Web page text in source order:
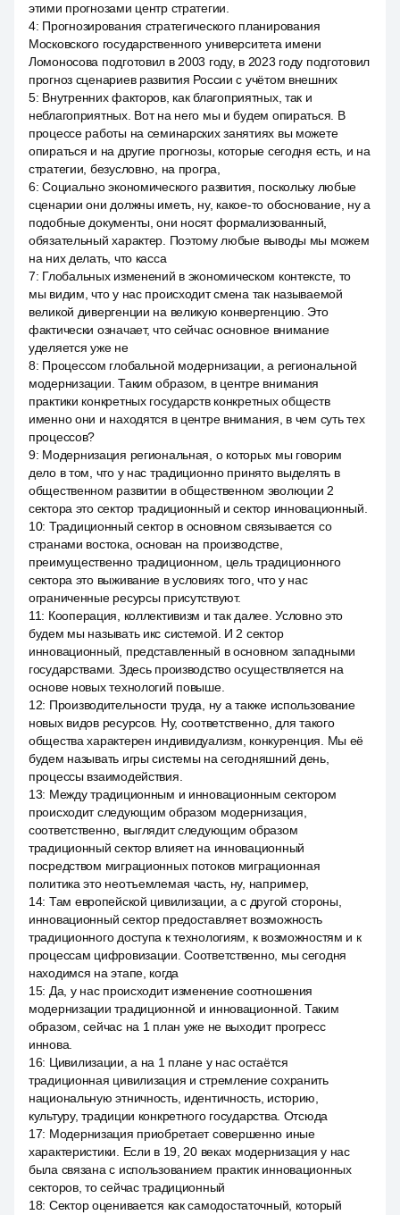
этими прогнозами центр стратегии.
4: Прогнозирования стратегического планирования
Московского государственного университета имени
Ломоносова подготовил в 2003 году, в 2023 году подготовил
прогноз сценариев развития России с учётом внешних
5: Внутренних факторов, как благоприятных, так и
неблагоприятных. Вот на него мы и будем опираться. В
процессе работы на семинарских занятиях вы можете
опираться и на другие прогнозы, которые сегодня есть, и на
стратегии, безусловно, на програ,
6:Социально экономического развития, поскольку любые
сценарии они должны иметь, ну, какое-то обоснование, ну а
подобные документы, они носят формализованный,
обязательный характер. Поэтому любые выводы мы можем
на них делать, что касса
7: Глобальных изменений в экономическом контексте, то
мы видим, что у нас происходит смена так называемой
великой дивергенции на великую конвергенцию. Это
фактически означает, что сейчас основное внимание
уделяется уже не
8: Процессом глобальной модернизации, а региональной
модернизации. Таким образом, в центре внимания
практики конкретных государств конкретных обществ
именно они и находятся в центре внимания, в чем суть тех
процессов?
9: Модернизация региональная, о которых мы говорим
дело в том, что у нас традиционно принято выделять в
общественном развитии в общественном эволюции 2
сектора это сектор традиционный и сектор инновационный.
10: Традиционный сектор в основном связывается со
странами востока, основан на производстве,
преимущественно традиционном, цель традиционного
сектора это выживание в условиях того, что у нас
ограниченные ресурсы присутствуют.
11: Кооперация, коллективизм и так далее. Условно это
будем мы называть икс системой. И 2 сектор
инновационный, представленный в основном западными
государствами. Здесь производство осуществляется на
основе новых технологий повыше.
12: Производительности труда, ну а также использование
новых видов ресурсов. Ну, соответственно, для такого
общества характерен индивидуализм, конкуренция. Мы её
будем называть игры системы на сегодняшний день,
процессы взаимодействия.
13: Между традиционным и инновационным сектором
происходит следующим образом модернизация,
соответственно, выглядит следующим образом
традиционный сектор влияет на инновационный
посредством миграционных потоков миграционная
политика это неотъемлемая часть, ну, например,
14: Там европейской цивилизации, а с другой стороны,
инновационный сектор предоставляет возможность
традиционного доступа к технологиям, к возможностям и к
процессам цифровизации. Соответственно, мы сегодня
находимся на этапе, когда
15: Да, у нас происходит изменение соотношения
модернизации традиционной и инновационной. Таким
образом, сейчас на 1 план уже не выходит прогресс
иннова.
16: Цивилизации, а на 1 плане у нас остаётся
традиционная цивилизация и стремление сохранить
национальную этничность, идентичность, историю,
культуру, традиции конкретного государства. Отсюда
17: Модернизация приобретает совершенно иные
характеристики. Если в 19, 20 веках модернизация у нас
была связана с использованием практик инновационных
секторов, то сейчас традиционный
18: Сектор оценивается как самодостаточный, который